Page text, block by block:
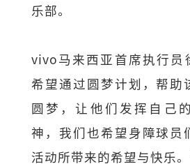
乐部。
vivo马来西亚首席执行
希望通过圆梦计划，帮助
圆梦，让他们发挥自己
神，我们也希望身障球员
活动所带来的希望与快乐